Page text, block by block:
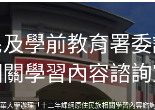
學前教育署
學習內容諮
大學辦理「十二年課綱原住民族相關學習內容諮